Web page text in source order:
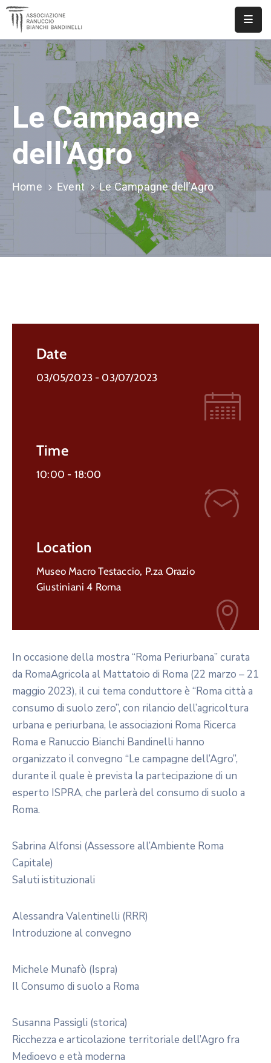
ASSOCIAZIONE
DOCUMENTI
PUBBLICAZIONI
CONTATTI
Le Campagne
dell’Agro
Home Event Le Campagne dell’Agro
Date
03/05/2023 - 03/07/2023
Time
10:00 - 18:00
Location
Museo Macro Testaccio, P.za Orazio
Giustiniani 4 Roma
In occasione della mostra “Roma Periurbana” curata
da RomaAgricola al Mattatoio di Roma (22 marzo – 21
maggio 2023), il cui tema conduttore è “Roma città a
consumo di suolo zero”, con rilancio dell’agricoltura
urbana e periurbana, le associazioni Roma Ricerca
Roma e Ranuccio Bianchi Bandinelli hanno
organizzato il convegno “Le campagne dell’Agro”,
durante il quale è prevista la partecipazione di un
esperto ISPRA, che parlerà del consumo di suolo a
Roma.
Sabrina Alfonsi (Assessore all’Ambiente Roma
Capitale)
Saluti istituzionali
Alessandra Valentinelli (RRR)
Introduzione al convegno
Michele Munafò (Ispra)
Il Consumo di suolo a Roma
Susanna Passigli (storica)
Ricchezza e articolazione territoriale dell’Agro fra
Medioevo e età moderna